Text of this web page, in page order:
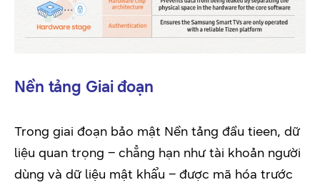
Nền tảng Giai đoạn
Trong giai đoạn bảo mật Nền tảng đầu tieen, dữ
liệu quan trọng – chẳng hạn như tài khoản người
dùng và dữ liệu mật khẩu – được mã hóa trước